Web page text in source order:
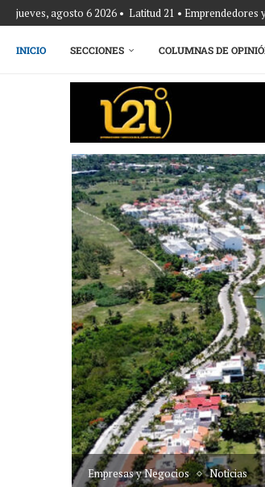
jueves, agosto 6 2026 • Latitud 21 •
INICIO SECCIONES COLUMNAS DE
Empresas y Negocios Noticias